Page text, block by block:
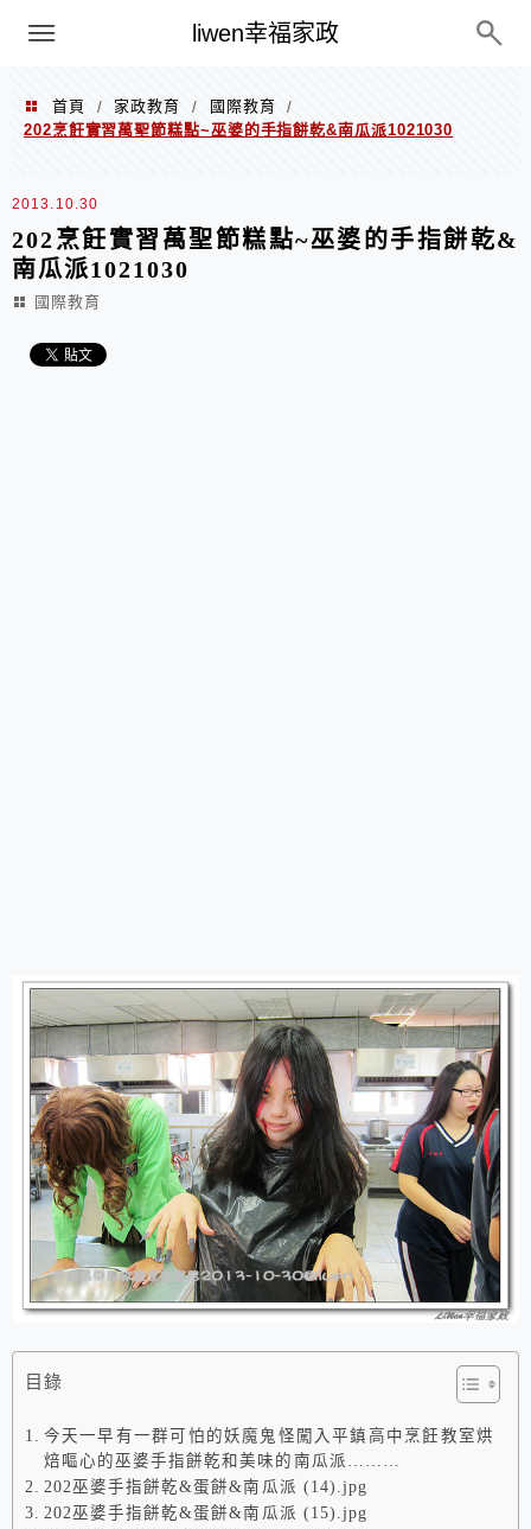
liwen幸福家政
menu
首頁 / 家政教育 / 國際教育
/
202烹飪實習萬聖節糕點~巫婆的手指餅乾&南瓜派1021030
2013.10.30
202烹飪實習萬聖節糕點~巫婆的手指餅乾&
南瓜派1021030
國際教育
目錄
今天一早有一群可怕的妖魔鬼怪闖入平鎮高中烹飪教室烘
焙嘔心的巫婆手指餅乾和美味的南瓜派………
202巫婆手指餅乾&蛋餅&南瓜派 (14).jpg
202巫婆手指餅乾&蛋餅&南瓜派 (15).jpg